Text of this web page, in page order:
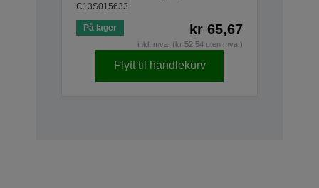
C13S015633
På lager kr 65,67
inkl. mva. (kr 52,54 uten mva.)
Flytt til handlekurv